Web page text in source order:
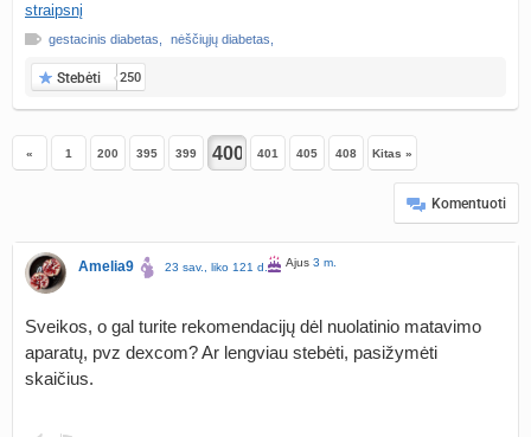
straipsnį
gestacinis diabetas nėščiųjų diabetas
Stebėti 250
« 1 200 395 399 401 405 408 Kitas »
Komentuoti
Amelia9 23 sav., liko 121 d. Ajus 3 m.
Sveikos, o gal turite rekomendacijų dėl nuolatinio matavimo
aparatų, pvz dexcom? Ar lengviau stebėti, pasižymėti
skaičius.